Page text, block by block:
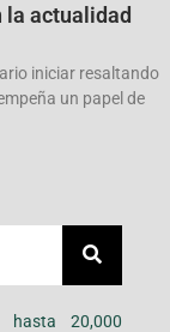
actualidad
iniciar resaltando
un papel de
hasta 20,000